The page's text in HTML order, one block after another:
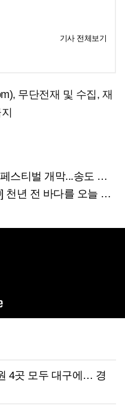
기사 전체보기
무단전재 및 수집, 재
도 밤바다 달군 레트로 열기
바다를 오늘 만나는 방법
4곳 모두 대구에… 경